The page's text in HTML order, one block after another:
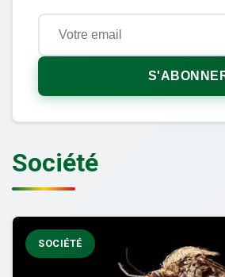
Société
SOCIÉTÉ